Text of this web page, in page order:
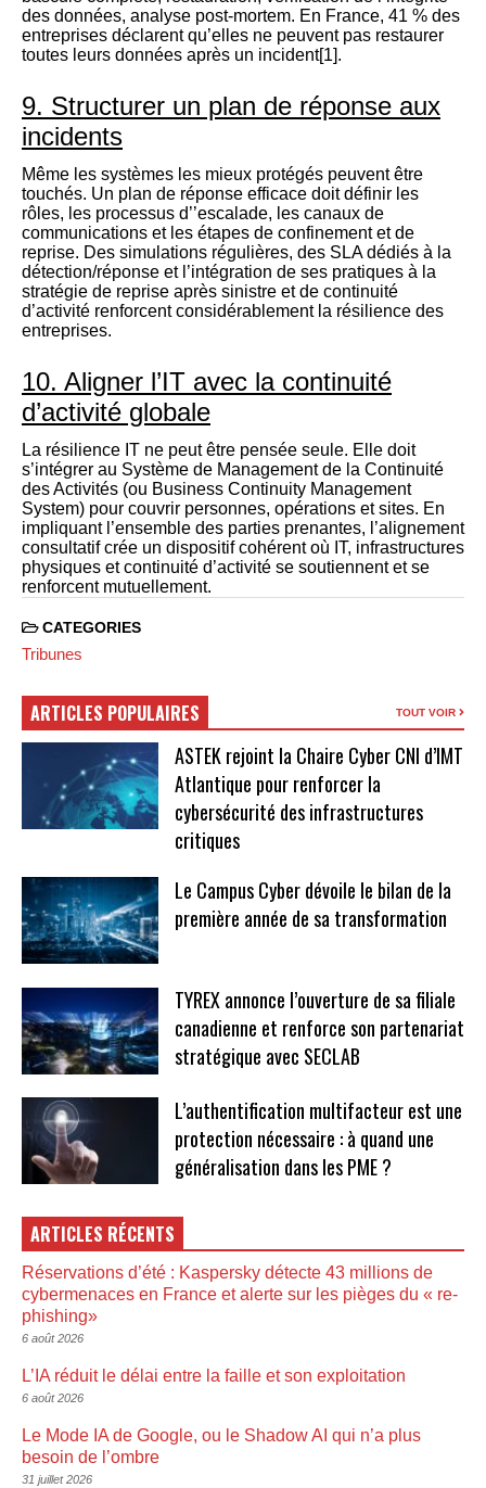
des données, analyse post-mortem. En France, 41 % des
entreprises déclarent qu’elles ne peuvent pas restaurer
toutes leurs données après un incident[1].
9. Structurer un plan de réponse aux
incidents
Même les systèmes les mieux protégés peuvent être
touchés. Un plan de réponse efficace doit définir les
rôles, les processus d’’escalade, les canaux de
communications et les étapes de confinement et de
reprise. Des simulations régulières, des SLA dédiés à la
détection/réponse et l’intégration de ses pratiques à la
stratégie de reprise après sinistre et de continuité
d’activité renforcent considérablement la résilience des
entreprises.
10. Aligner l’IT avec la continuité
d’activité globale
La résilience IT ne peut être pensée seule. Elle doit
s’intégrer au Système de Management de la Continuité
des Activités (ou Business Continuity Management
System) pour couvrir personnes, opérations et sites. En
impliquant l’ensemble des parties prenantes, l’alignement
consultatif crée un dispositif cohérent où IT, infrastructures
physiques et continuité d’activité se soutiennent et se
renforcent mutuellement.
CATEGORIES
Tribunes
ARTICLES POPULAIRES TOUT VOIR
ASTEK rejoint la Chaire Cyber CNI d’IMT
Atlantique pour renforcer la
cybersécurité des infrastructures
critiques
Le Campus Cyber dévoile le bilan de la
première année de sa transformation
TYREX annonce l’ouverture de sa filiale
canadienne et renforce son partenariat
stratégique avec SECLAB
L’authentification multifacteur est une
protection nécessaire : à quand une
généralisation dans les PME ?
ARTICLES RÉCENTS
Réservations d’été : Kaspersky détecte 43 millions de
cybermenaces en France et alerte sur les pièges du « re-
phishing»
6 août 2026
L’IA réduit le délai entre la faille et son exploitation
6 août 2026
Le Mode IA de Google, ou le Shadow AI qui n’a plus
besoin de l’ombre
31 juillet 2026